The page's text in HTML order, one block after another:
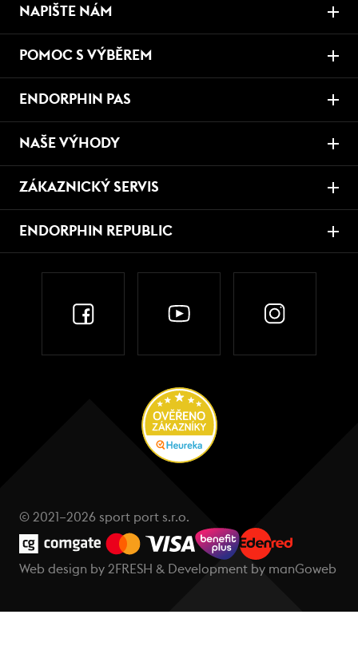
NAPIŠTE NÁM
POMOC S VÝBĚREM
ENDORPHIN PAS
NAŠE VÝHODY
ZÁKAZNICKÝ SERVIS
ENDORPHIN REPUBLIC
© 2021–2026 sport port s.r.o.
Web design by 2FRESH & Development by manGoweb